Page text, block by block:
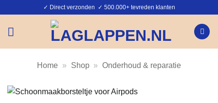
inhoud
✓ Direct verzonden ✓ 500.000+ tevreden klanten
Home » Shop » Onderhoud & reparatie